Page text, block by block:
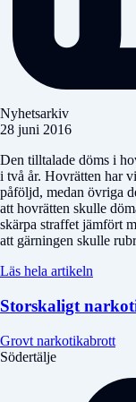
Nyhetsarkiv
28 juni 2016
Den tilltalade döms i
i två år. Hovrätten har
påföljd, medan övriga
att hovrätten skulle
skärpa straffet jämfört
att gärningen skulle
Läs hela artikeln
Storskaligt
Grovt narkotikabrott
Södertälje